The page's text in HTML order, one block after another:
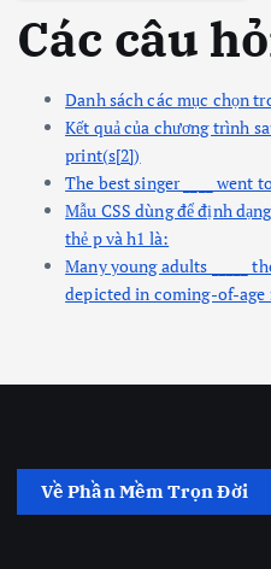
Các câu
Danh sách các mục chọn
Kết quả của chương trình
print(s[2])
The best singer ____ went
Mẫu CSS dùng để định
thẻ p và h1 là:
Many young adults _____
depicted in coming-of-age
Về Phần Mềm Trọn Đời